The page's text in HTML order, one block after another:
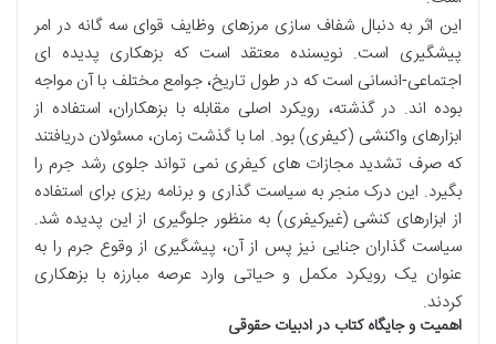
این اثر به دنبال شفاف سازی مرزهای وظایف قوای سه گانه در امر
پیشگیری است. نویسنده معتقد است که بزهکاری پدیده ای
اجتماعی-انسانی است که در طول تاریخ، جوامع مختلف با آن مواجه
بوده اند. در گذشته، رویکرد اصلی مقابله با بزهکاران، استفاده از
ابزارهای واکنشی (کیفری) بود. اما با گذشت زمان، مسئولان دریافتند
که صرف تشدید مجازات های کیفری نمی تواند جلوی رشد جرم را
بگیرد. این درک منجر به سیاست گذاری و برنامه ریزی برای استفاده
از ابزارهای کنشی (غیرکیفری) به منظور جلوگیری از این پدیده شد.
سیاست گذاران جنایی نیز پس از آن، پیشگیری از وقوع جرم را به
عنوان یک رویکرد مکمل و حیاتی وارد عرصه مبارزه با بزهکاری
کردند.
اهمیت و جایگاه کتاب در ادبیات حقوقی